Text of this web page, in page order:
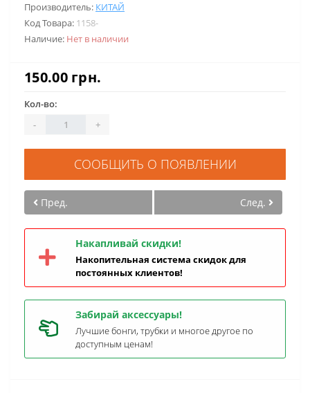
Производитель: КИТАЙ
Код Товара: 1158-
Наличие: Нет в наличии
150.00 грн.
Кол-во:
-
+
СООБЩИТЬ О ПОЯВЛЕНИИ
Пред. След.
Накапливай скидки!
Накопительная система скидок для
постоянных клиентов!
Забирай аксессуары!
Лучшие бонги, трубки и многое другое по
доступным ценам!